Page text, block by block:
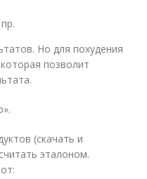
Но для похудения
позволит
(скачать и
эталоном.